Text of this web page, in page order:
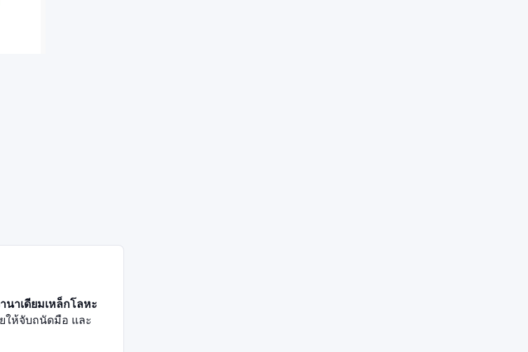
นาเดียมเหล็กโลหะ
ให้จับถนัดมือ และ